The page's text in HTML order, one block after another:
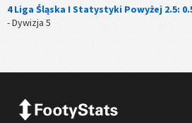
4 Liga Śląska I Statystyki Powyżej 2.5:
- Dywizja 5